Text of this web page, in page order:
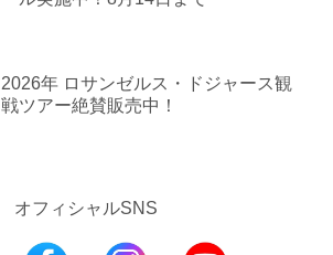
2026年 ロサンゼルス・ドジャース観
戦ツアー絶賛販売中！
オフィシャルSNS